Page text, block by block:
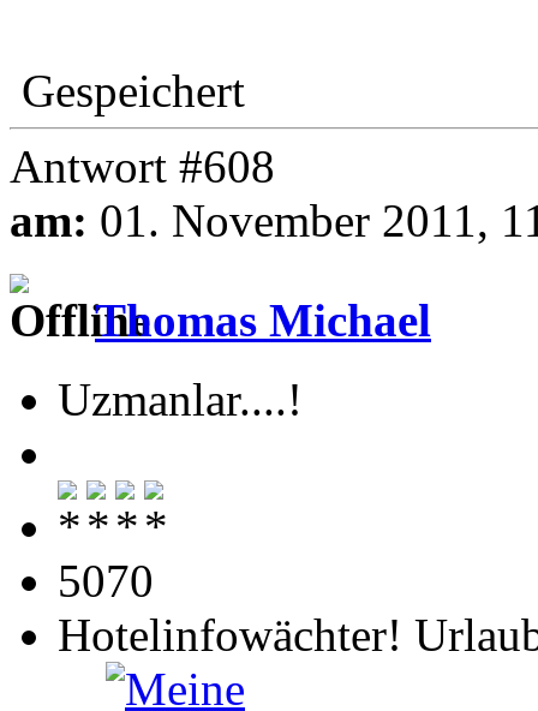
Gespeichert
Antwort #608
am: 01. November 2011,
Thomas Michael
Uzmanlar....!
5070
Hotelinfowächter!